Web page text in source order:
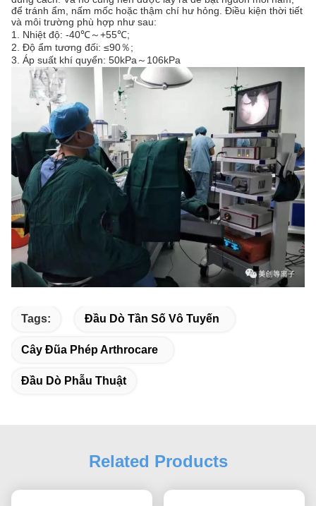
để tránh ẩm, nấm mốc hoặc thậm chí hư hỏng. Điều kiện thời tiết
và môi trường phù hợp như sau:
1. Nhiệt độ: -40℃～+55℃;
2. Độ ẩm tương đối: ≤90％;
3. Áp suất khí quyển: 50kPa～106kPa
Tags: Đầu Dò Tần Số Vô Tuyến
Cây Đũa Phép Arthrocare
Đầu Dò Phẫu Thuật
Related Products